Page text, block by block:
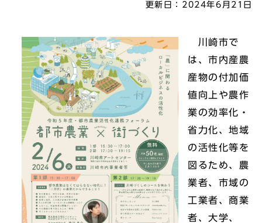
更新日： 2024年6月21日
川崎市で
は、市内産農
産物の付加価
値向上や農作
業の効率化・
省力化、地域
の活性化等を
図るため、農
業者、市域の
工業者、商業
者、大学、